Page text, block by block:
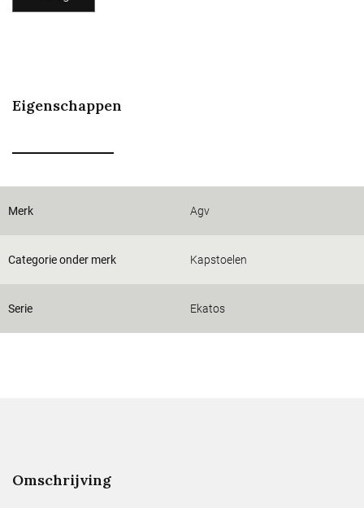
Eigenschappen
Merk Agv
Categorie onder merk Kapstoelen
Serie Ekatos
Omschrijving